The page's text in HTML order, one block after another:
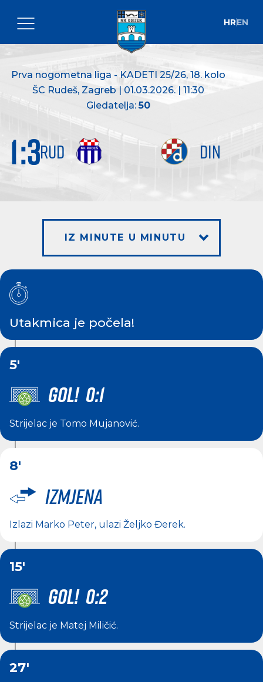
HREN
Prva nogometna liga - KADETI 25/26, 18. kolo
ŠC Rudeš, Zagreb | 01.03.2026. | 11:30
Gledatelja:50
RUD DIN
1:3
IZ MINUTE U MINUTU
Utakmica je počela!
5'
GOL! 0:1
Strijelac je Tomo Mujanović.
8'
Izmjena
Izlazi Marko Peter, ulazi Željko Đerek.
15'
GOL! 0:2
Strijelac je Matej Miličić.
27'